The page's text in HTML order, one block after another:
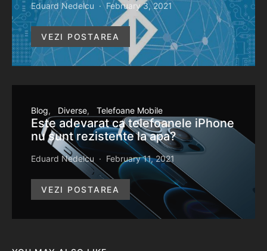
Eduard Nedelcu February 3, 2021
VEZI POSTAREA
Blog Diverse Telefoane Mobile
Este adevarat ca telefoanele iPhone
nu sunt rezistente la apa?
Eduard Nedelcu February 11, 2021
VEZI POSTAREA